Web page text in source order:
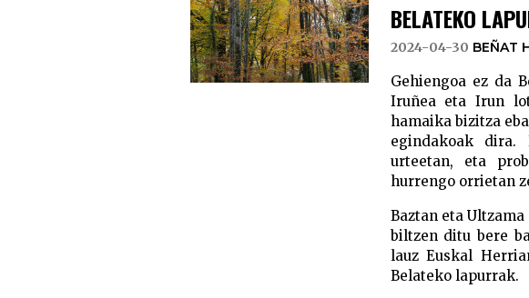
BELATEKO
2024-04-30 BEÑAT
Gehiengoa ez da
Iruñea eta Irun
hamaika bizitza
egindakoak dira.
urteetan, eta
hurrengo orrietan
Baztan eta
biltzen ditu bere
lauz Euskal
Belateko lapurrak.